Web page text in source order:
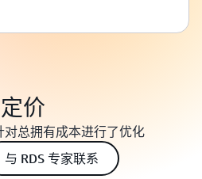
价
总拥有成本进行了优化
与 RDS 专家联系